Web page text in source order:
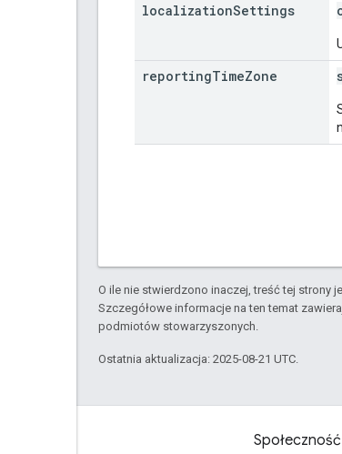
localizationSettings
reportingTimeZone
O ile nie stwierdzono inaczej, treść tej strony
Szczegółowe informacje na ten temat
podmiotów stowarzyszonych.
Ostatnia aktualizacja: 2025-08-21 UTC.
Społeczność